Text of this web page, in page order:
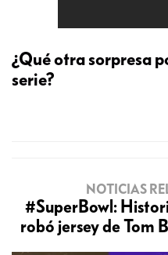
¿Qué otra sorpresa
serie?
NOTICIAS
#SuperBowl:
robó jersey de Tom